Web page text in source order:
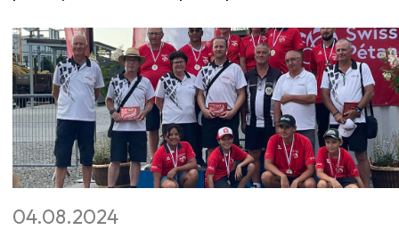
04.08.2024